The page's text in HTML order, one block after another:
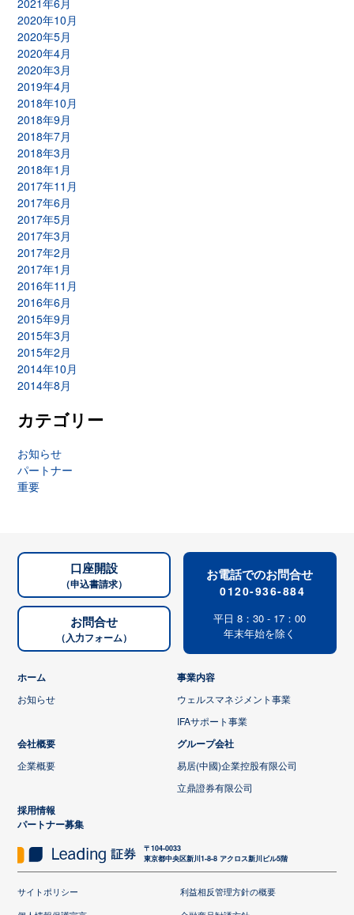
2020年10月
2020年5月
2020年4月
2020年3月
2019年4月
2018年10月
2018年9月
2018年7月
2018年3月
2018年1月
2017年11月
2017年6月
2017年5月
2017年3月
2017年2月
2017年1月
2016年11月
2016年6月
2015年9月
2015年3月
2015年2月
2014年10月
2014年8月
カテゴリー
お知らせ
パートナー
重要
ホーム
お知らせ
事業内容
ウェルスマネジメント事業
IFAサポート事業
会社概要
企業概要
グループ会社
易居(中國)企業控股有限公司
立鼎證券有限公司
採用情報
パートナー募集
〒104-0033
東京都中央区新川1-8-8 アクロス新川ビル5階
口座開設
（申込書請求）
お問合せ
（入力フォーム）
お電話でのお問合せ
0120-936-884
平日 8：30 - 17：00
年末年始を除く
サイトポリシー
利益相反管理方針の概要